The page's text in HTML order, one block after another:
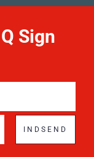
Sign
INDSEND